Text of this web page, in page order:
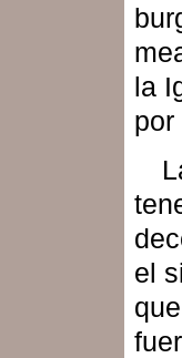
la
el